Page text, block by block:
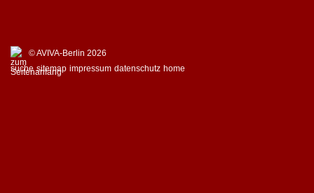
© AVIVA-Berlin 2026
suche sitemap impressum datenschutz home